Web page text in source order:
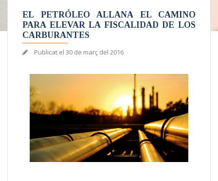
EL PETRÓLEO ALLANA EL CAMINO
PARA ELEVAR LA FISCALIDAD DE LOS
CARBURANTES
Publicat el 30 de març del 2016